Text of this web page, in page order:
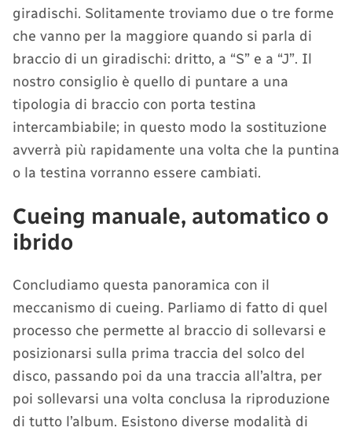
giradischi. Solitamente troviamo due o tre forme
che vanno per la maggiore quando si parla di
braccio di un giradischi: dritto, a “S” e a “J”. Il
nostro consiglio è quello di puntare a una
tipologia di braccio con porta testina
intercambiabile; in questo modo la sostituzione
avverrà più rapidamente una volta che la puntina
o la testina vorranno essere cambiati.
Cueing manuale, automatico o
ibrido
Concludiamo questa panoramica con il
meccanismo di cueing. Parliamo di fatto di quel
processo che permette al braccio di sollevarsi e
posizionarsi sulla prima traccia del solco del
disco, passando poi da una traccia all’altra, per
poi sollevarsi una volta conclusa la riproduzione
di tutto l’album. Esistono diverse modalità di